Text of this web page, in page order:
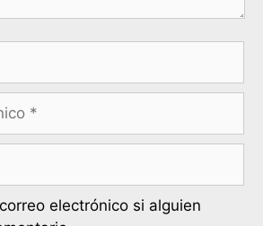
electrónico si alguien